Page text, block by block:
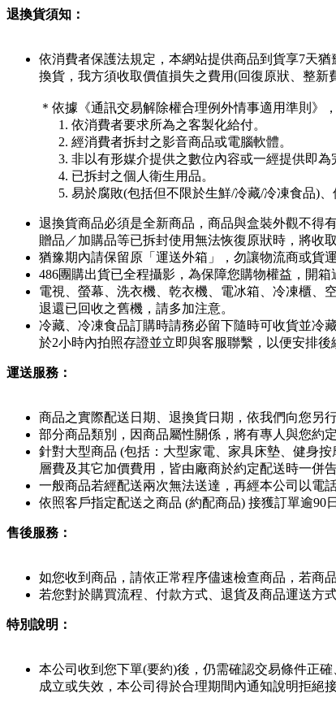
退換貨須知：
依消費者保護法規定，本網站提供商品到貨享7天猶
換貨，我方須收取價值損失之費用(回復原狀、整新
＊依據《通訊交易解除權合理例外情事適用準則》
依消費者要求所為之客製化給付。
經消費者拆封之影音商品或電腦軟體。
非以有形媒介提供之數位內容或一經提供即
已拆封之個人衛生用品。
易於腐敗(包括但不限於生鮮/冷藏/冷凍食品)
退換貨商品必須是全新商品，商品與盒裝外觀不得
贈品／加購品等已拆封使用無法恢復原狀時，將收
猶豫期內請保留原「運送外箱」，勿讓物流商或貨
486團購出貨已全程攝影，為保障您購物權益，開
電視、螢幕、洗衣機、乾衣機、電冰箱、冷凍櫃、
退還已回收之舊機，請多加注意。
冷藏、冷凍食品訂購時請務必留下隨時可收貨並冷
於2小時內拍照存證並立即與客服聯繫，以便安排後
運送服務：
商品之實際配送日期、退換貨日期，依我們向您另
部分商品類別，因商品屬性關係，將有專人與您約定
針對大型商品 (包括：大型家電、家具床墊、健身
層費及其它加價費用，皆由廠商於約定配送時一併
一般商品若經配送兩次無法送達，再經本公司以電
依照客戶指定配送之商品 (約配商品) 接獲訂單逾90
售後服務：
如您收到商品，請依正常程序儘速檢查商品，若商
若您對於購買流程、付款方式、退貨及商品運送方
特別說明：
本公司收到您下單(要約)後，仍需確認交易條件正
成立或失效，本公司得於合理期間內通知說明拒絕